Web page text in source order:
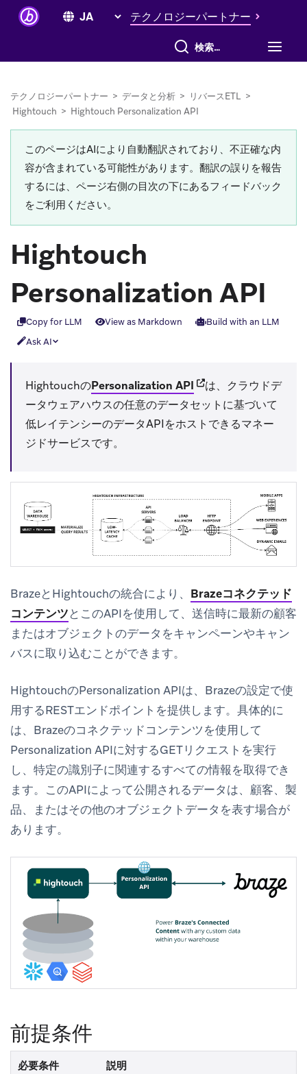
テクノロジーパートナー
すべて検索
テクノロジーパートナー > データと分析 > リバースETL >
Hightouch > Hightouch Personalization API
このページはAIにより自動翻訳されており、不正確な内
容が含まれている可能性があります。翻訳の誤りを報告
するには、ページ右側の目次の下にあるフィードバック
をご利用ください。
Hightouch
Personalization API
Copy for LLM View as Markdown
Build with an LLM
Ask AI
HightouchのPersonalization API (opens in new tab)
は、クラウドデ
ータウェアハウスの任意のデータセットに基づいて
低レイテンシーのデータAPIをホストできるマネー
ジドサービスです。
BrazeとHightouchの統合により、 Brazeコネクテッド
コンテンツとこのAPIを使用して、送信時に最新の顧客
またはオブジェクトのデータをキャンペーンやキャン
バスに取り込むことができます。
HightouchのPersonalization APIは、Brazeの設定で使
用するRESTエンドポイントを提供します。具体的に
は、Brazeのコネクテッドコンテンツを使用して
Personalization APIに対するGETリクエストを実行
し、特定の識別子に関連するすべての情報を取得でき
ます。このAPIによって公開されるデータは、顧客、製
品、またはその他のオブジェクトデータを表す場合が
あります。
前提条件
必要条件 説明